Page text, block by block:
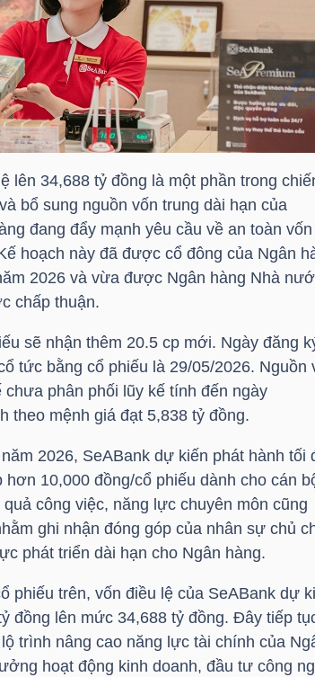
lên 34,688 tỷ đồng là một phần trong
bổ sung nguồn vốn trung dài hạn của
đang đẩy mạnh yêu cầu về an toàn
hoạch này đã được cổ đông của Ngân
2026 và vừa được Ngân hàng Nhà
chấp thuận.
sẽ nhận thêm 20.5 cp mới. Ngày đăng
tức bằng cổ phiếu là 29/05/2026. Nguồn
phân phối lũy kế tính đến ngày
theo mệnh giá đạt 5,838 tỷ đồng.
2026, SeABank dự kiến phát hành tối
10,000 đồng/cổ phiếu dành cho cán
công việc, năng lực chuyên môn cũng
ghi nhận đóng góp của nhân sự chủ
phát triển dài hạn cho Ngân hàng.
phiếu trên, vốn điều lệ của SeABank dự
đồng lên mức 34,688 tỷ đồng. Đây tiếp
trình nâng cao năng lực tài chính của
hoạt động kinh doanh, đầu tư công